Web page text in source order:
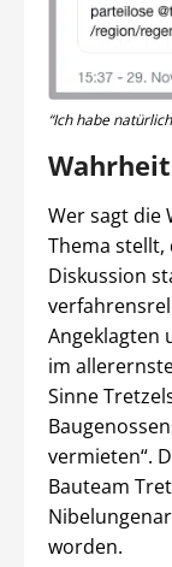
“Ich habe
Wer sagt die
Thema
Diskussion
Angeklagten
im
Sinne
vermieten“.
Bauteam
worden.